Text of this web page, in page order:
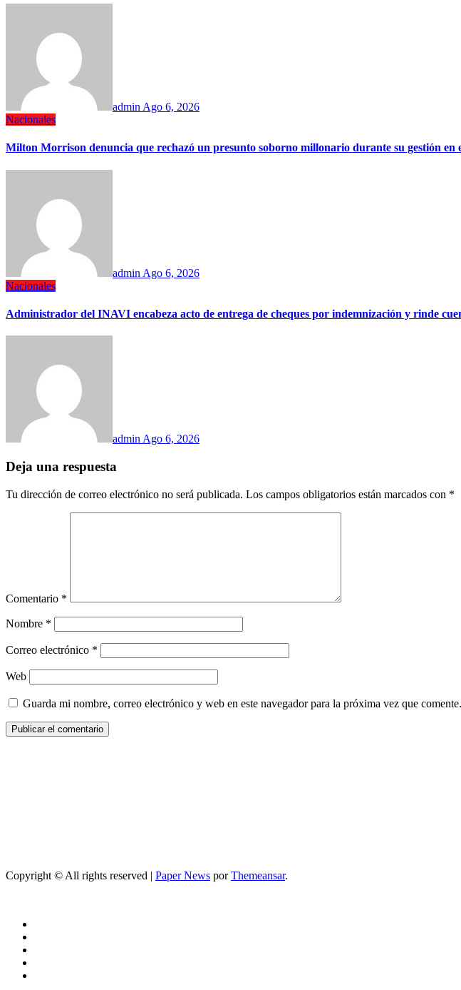
admin Ago 6, 2026
Nacionales
Milton Morrison denuncia que rechazó un presunto soborno millonario durante su gestión
admin Ago 6, 2026
Nacionales
Administrador del INAVI encabeza acto de entrega de cheques por indemnización y rinde
admin Ago 6, 2026
Deja una respuesta
Tu dirección de correo electrónico no será publicada. Los campos obligatorios están marcados con *
Comentario *
Nombre *
Correo electrónico *
Web
Guarda mi nombre, correo electrónico y web en este navegador para la próxima vez que comente.
Copyright © All rights reserved | Paper News porThemeansar.